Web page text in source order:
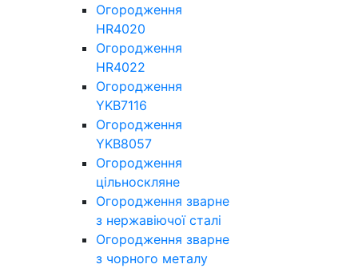
Огородження
HR4020
Огородження
HR4022
Огородження
YKB7116
Огородження
YKB8057
Огородження
цільноскляне
Огородження зварне
з нержавіючої сталі
Огородження зварне
з чорного металу